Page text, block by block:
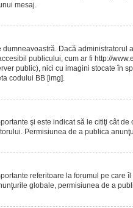
mesaj.
Dacă
publicului, cum ar fi http://
public), nici cu imagini stocate în
codului BB [img].
şi este indicat să le citiţi cât
Permisiunea de a publica
referitoare la forumul pe care
globale, permisiunea de a